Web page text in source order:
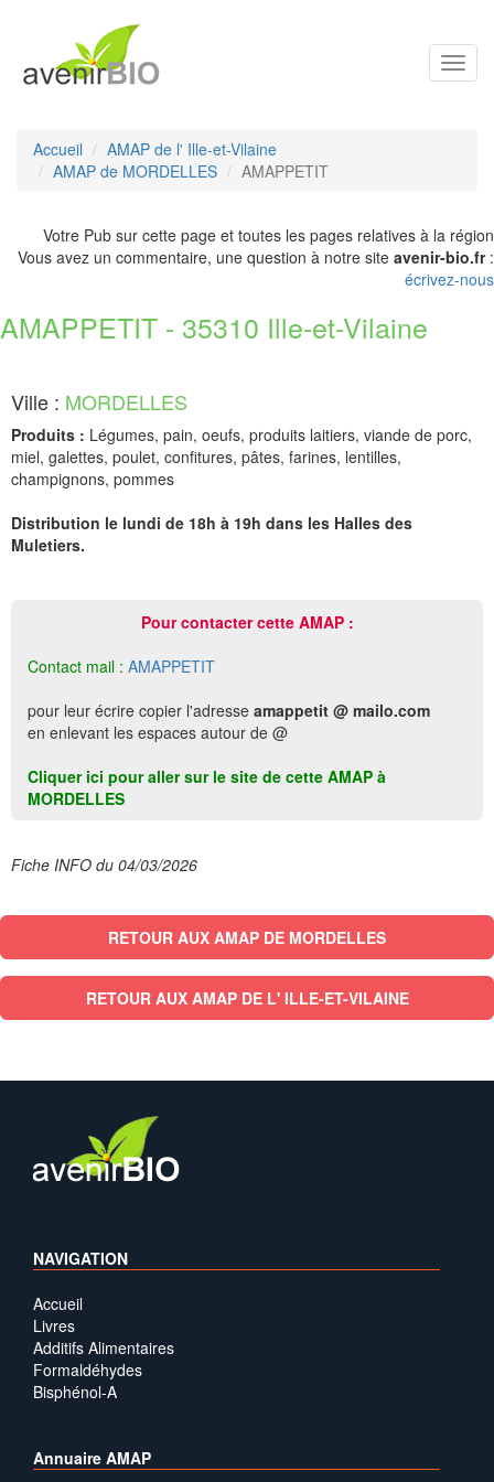
Accueil
AMAP de l' Ille-et-Vilaine
AMAP de MORDELLES
AMAPPETIT
Votre Pub sur cette page et toutes les pages relatives à la région
Vous avez un commentaire, une question à notre site avenir-bio.fr:
écrivez-nous
AMAPPETIT - 35310 Ille-et-Vilaine
Ville : MORDELLES
Produits : Légumes, pain, oeufs, produits laitiers, viande de porc,
miel, galettes, poulet, confitures, pâtes, farines, lentilles,
champignons, pommes
Distribution le lundi de 18h à 19h dans les Halles des
Muletiers.
Pour contacter cette AMAP :
Contact mail : AMAPPETIT
pour leur écrire copier l'adresse amappetit @ mailo.com
en enlevant les espaces autour de @
Cliquer ici pour aller sur le site de cette AMAP à
MORDELLES
Fiche INFO du 04/03/2026
RETOUR AUX AMAP DE MORDELLES
RETOUR AUX AMAP DE L' ILLE-ET-VILAINE
NAVIGATION
Accueil
Livres
Additifs Alimentaires
Formaldéhydes
Bisphénol-A
Annuaire AMAP